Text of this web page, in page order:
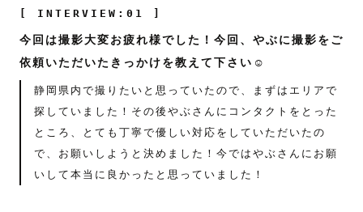
[ INTERVIEW:01 ]
今回は撮影大変お疲れ様でした！今回、やぶに撮影をご
依頼いただいたきっかけを教えて下さい☺️
静岡県内で撮りたいと思っていたので、まずはエリアで
探していました！その後やぶさんにコンタクトをとった
ところ、とても丁寧で優しい対応をしていただいたの
で、お願いしようと決めました！今ではやぶさんにお願
いして本当に良かったと思っていました！